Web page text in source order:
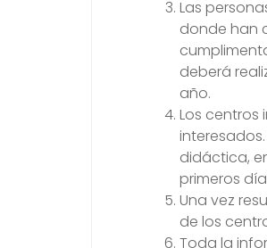
Las
donde han
deberá
año.
Los centros
didáctica,
primeros
Una vez
de los
Toda la